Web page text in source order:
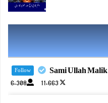
Sami Ullah Malik
Follow
11,663
6,308